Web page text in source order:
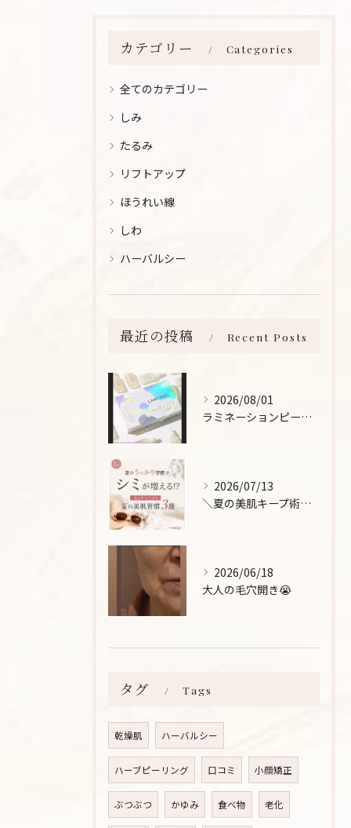
カテゴリー Categories
全てのカテゴリー
しみ
たるみ
リフトアップ
ほうれい線
しわ
ハーバルシー
最近の投稿 Recent Posts
2026/08/01
ラミネーションピールとは、
2026/07/13
＼夏の美肌キープ術をご紹介！/
2026/06/18
大人の毛穴開き😭
タグ Tags
乾燥肌 ハーバルシー
ハーブピーリング 口コミ 小顔矯正
ぶつぶつ かゆみ 食べ物 老化